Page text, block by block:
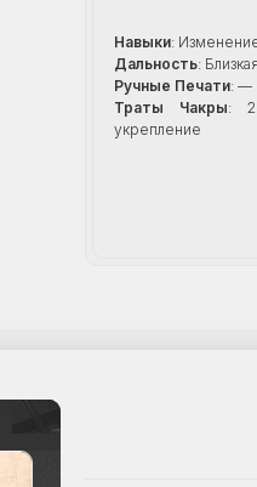
Навыки:
Дальность:
Ручные Печати: —
Траты Чакры:
укрепление